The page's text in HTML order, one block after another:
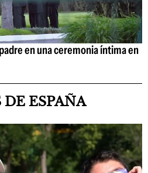
en una ceremonia íntima en
ESPAÑA